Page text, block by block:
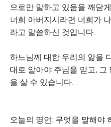
으로만 말하고 있음을 깨닫
너희 아버지시라면 너희가
라고 말씀하신 것입니다.
하느님께 대한 우리의 앎을
대로 알아야 주님을 믿고,
을 살 수 있습니다.
오늘의 명언: 무엇을 말해야